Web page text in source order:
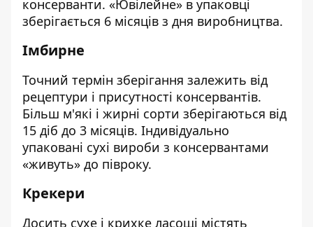
консерванти. «Ювілейне» в упаковці
зберігається 6 місяців з дня виробництва.
Імбирне
Точний термін зберігання залежить від
рецептури і присутності консервантів.
Більш м'які і жирні сорти зберігаються від
15 діб до 3 місяців. Індивідуально
упаковані сухі вироби з консервантами
«живуть» до півроку.
Крекери
Досить сухе і крихке ласощі містять